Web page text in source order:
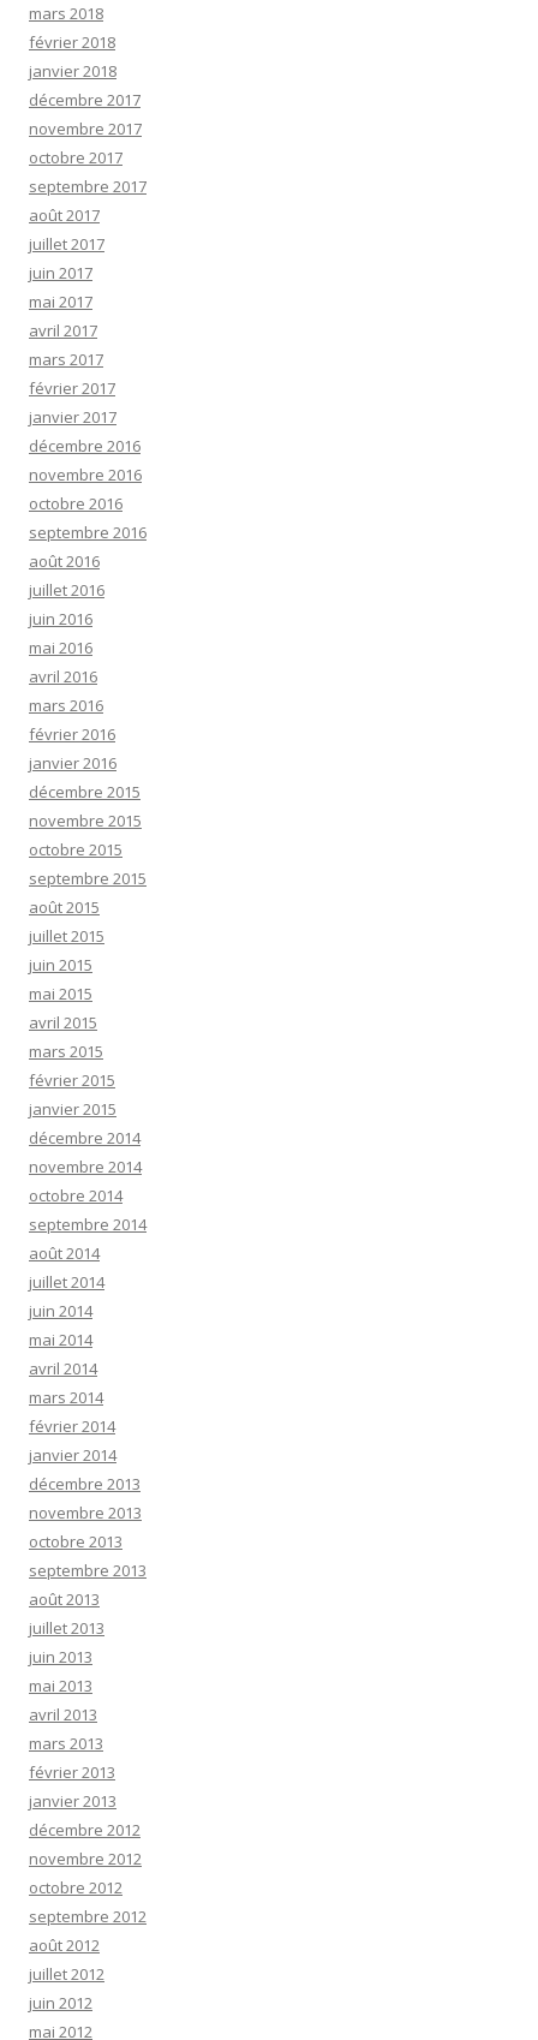
mars 2018
février 2018
janvier 2018
décembre 2017
novembre 2017
octobre 2017
septembre 2017
août 2017
juillet 2017
juin 2017
mai 2017
avril 2017
mars 2017
février 2017
janvier 2017
décembre 2016
novembre 2016
octobre 2016
septembre 2016
août 2016
juillet 2016
juin 2016
mai 2016
avril 2016
mars 2016
février 2016
janvier 2016
décembre 2015
novembre 2015
octobre 2015
septembre 2015
août 2015
juillet 2015
juin 2015
mai 2015
avril 2015
mars 2015
février 2015
janvier 2015
décembre 2014
novembre 2014
octobre 2014
septembre 2014
août 2014
juillet 2014
juin 2014
mai 2014
avril 2014
mars 2014
février 2014
janvier 2014
décembre 2013
novembre 2013
octobre 2013
septembre 2013
août 2013
juillet 2013
juin 2013
mai 2013
avril 2013
mars 2013
février 2013
janvier 2013
décembre 2012
novembre 2012
octobre 2012
septembre 2012
août 2012
juillet 2012
juin 2012
mai 2012